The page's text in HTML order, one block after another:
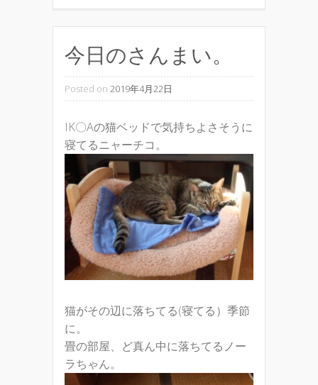
今日のさんまい。
Posted on 2019年4月22日
IK〇Aの猫ベッドで気持ちよさそうに
寝てるニャーチコ。
猫がその辺に落ちてる(寝てる）季節
に。
畳の部屋、ど真ん中に落ちてるノー
ラちゃん。